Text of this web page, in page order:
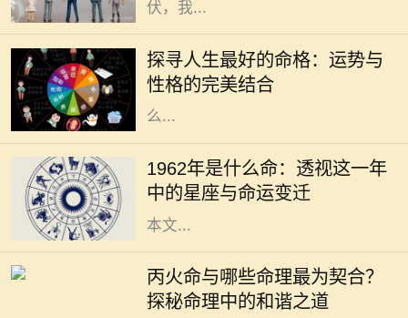
伏，我...
探寻人生最好的命格：运势与
性格的完美结合
在我们的人生旅途中，命格的好坏常
常被视为命运的关键。一个良好的命
格能够为我们带来顺遂的机遇、丰盈
的财运和良好的社会关系，但究竟什
么...
1962年是什么命：透视这一年
中的星座与命运变迁
1962年，对于许多人而言，是一个精
彩纷呈的年份。年头的寒风乍起，带
来了新的希望和挑战。在这个年份
中，许多星座将迎来命运的转折点。
本文...
丙火命与哪些命理最为契合？
探秘命理中的和谐之道
在中国的命理学中，五行相生相克的
理论是理解人与人之间关系的重要基
础。其中，丙火命的人，因其性格热
情、光明积极而备受瞩目。他们如同